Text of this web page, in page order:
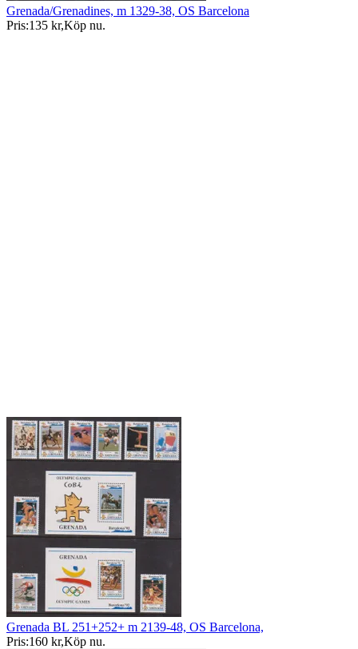
Grenada/Grenadines, m 1329-38, OS Barcelona
Pris:135 kr,Köp nu.
Grenada BL 251+252+ m 2139-48, OS Barcelona,
Pris:160 kr,Köp nu.